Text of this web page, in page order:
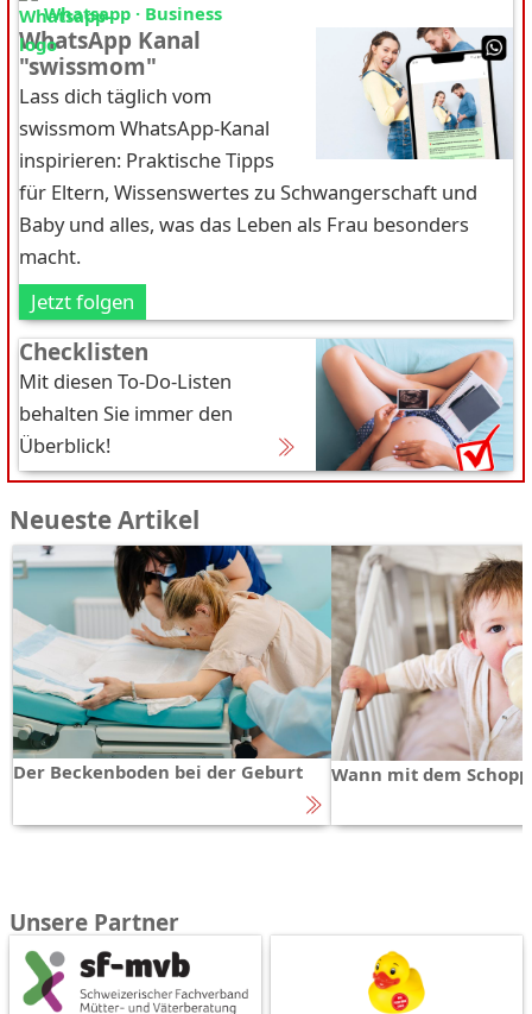
Whatsapp · Business
WhatsApp Kanal
"swissmom"
Lass dich täglich vom
swissmom WhatsApp-Kanal
inspirieren: Praktische Tipps
für Eltern, Wissenswertes zu Schwangerschaft und
Baby und alles, was das Leben als Frau besonders
macht.
Jetzt folgen
Checklisten
Mit diesen To-Do-Listen
behalten Sie immer den
Überblick!
Neueste Artikel
Der Beckenboden bei der Geburt Wann mit dem
Unsere Partner